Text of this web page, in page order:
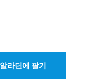
알라딘에 팔기